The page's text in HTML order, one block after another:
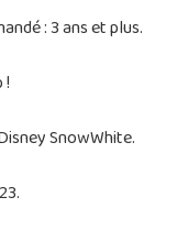
: 3 ans et plus.
!
SnowWhite.